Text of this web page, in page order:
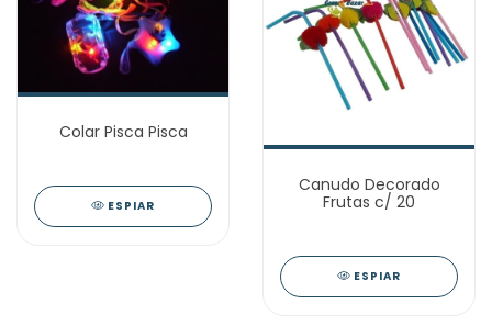
Colar Pisca Pisca
ESPIAR
Canudo Decorado
Frutas c/ 20
ESPIAR